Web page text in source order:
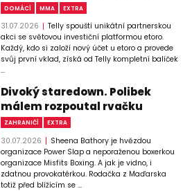
DOMÁCÍ MMA EXTRA
31.07.2026
Telly spouští unikátní partnerskou
akci se světovou investiční platformou etoro.
Každý, kdo si založí nový účet u etoro a provede
svůj první vklad, získá od Telly kompletní balíček
...
Divoký staredown. Polibek
málem rozpoutal rvačku
ZAHRANIČÍ EXTRA
30.07.2026
Sheena Bathory je hvězdou
organizace Power Slap a neporaženou boxerkou
organizace Misfits Boxing. A jak je vidno, i
zdatnou provokatérkou. Rodačka z Maďarska
totiž před blížícím se ...